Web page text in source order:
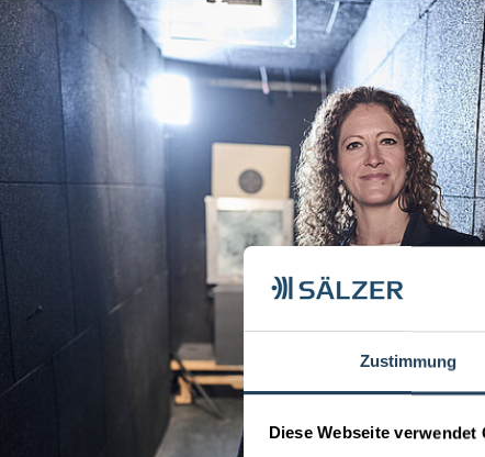
Zustimmung
Diese Webseite verwendet